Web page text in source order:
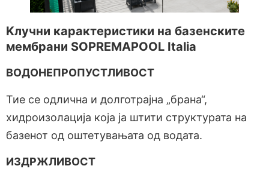
Kлучни карактеристики на базенските
мембрани SOPREMAPOOL Italia
ВОДОНЕПРОПУСТЛИВОСТ
Тие се одлична и долготрајна „брана“,
хидроизолација која ја штити структурата на
базенот од оштетувањата од водата.
ИЗДРЖЛИВОСТ